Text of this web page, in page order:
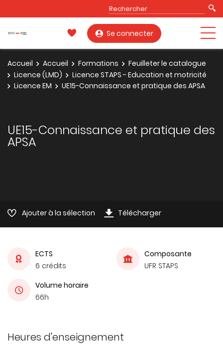
Se connecter
Accueil Accueil Formations
Feuilleter le catalogue
Licence (LMD)
Licence STAPS - Education et motricité
Licence EM
UE15-Connaissance et pratique des APSA
UE15-Connaissance et pratique des
APSA
Ajouter à la sélection Télécharger
ECTS
6 crédits
Composante
UFR STAPS
Volume horaire
66h
Heures d'enseignement